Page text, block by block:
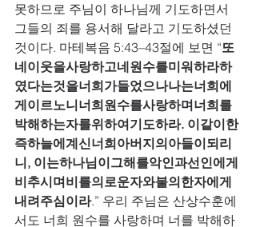
못하므로 주님이 하나님께 기도하면서
그들의 죄를 용서해 달라고 기도하셨던
것이다. 마테복음 5:43–43절에 보면 “또
네이웃을사랑하고네원수를미워하라하
였다는것을너희가들었으나나는너희에
게이르노니너희원수를사랑하며너희를
박해하는자를위하여기도하라. 이같이한
즉하늘에계신너희아버지의아들이되리
니, 이는하나님이그해를악인과선인에게
비추시며비를의로운자와불의한자에게
내려주심이라.” 우리 주님은 산상수훈에
서도 너희 원수를 사랑하며 너를 박해하